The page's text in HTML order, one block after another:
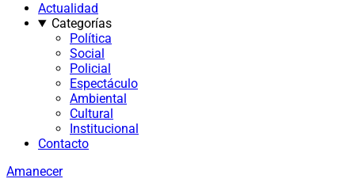
Actualidad
Categorías
Política
Social
Policial
Espectáculo
Ambiental
Cultural
Institucional
Contacto
Amanecer